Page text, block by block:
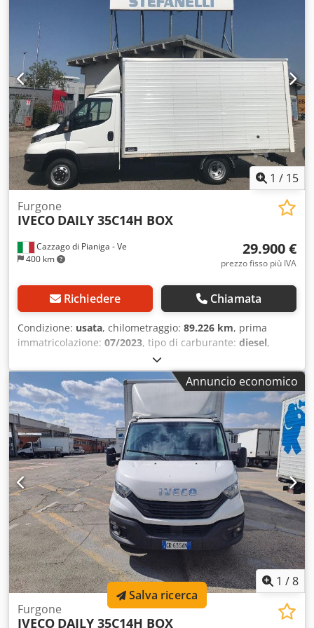
1 / 15
Cazzago di Pianiga - Ve
400 km
Furgone
IVECO DAILY 35C14H BOX
29.900 €
prezzo fisso più IVA
Richiedere Chiamata
Condizione: usata, chilometraggio: 89.226 km, prima
immatricolazione: 07/2023, tipo di carburante: diesel,
, tipo di ingranaggio:
Annuncio economico
1 /8
Furgone
IVECO DAILY 35C14H BOX
Salva ricerca